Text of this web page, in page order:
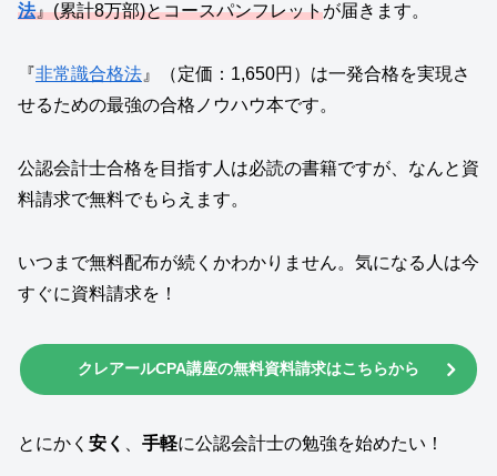
法』(累計8万部)とコースパンフレットが届きます。
『非常識合格法 』（定価：1,650円）は一発合格を実現さ
せるための最強の合格ノウハウ本です。
公認会計士合格を目指す人は必読の書籍ですが、なんと資
料請求で無料でもらえます。
いつまで無料配布が続くかわかりません。気になる人は今
すぐに資料請求を！
クレアールCPA講座の無料資料請求はこちらから
とにかく 安く 手軽に公認会計士の勉強を始めたい！